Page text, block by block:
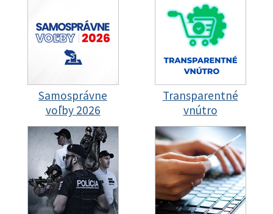
Samosprávne
voľby 2026
Transparentné
vnútro